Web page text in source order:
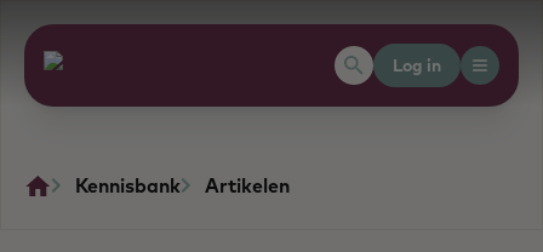
Log in
Kennisbank Artikelen